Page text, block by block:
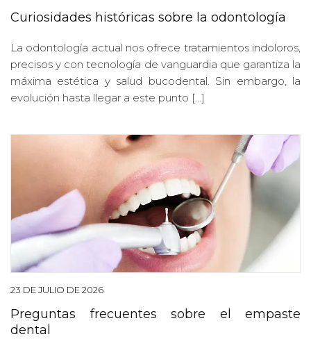
Curiosidades históricas sobre la odontología
La odontología actual nos ofrece tratamientos indoloros,
precisos y con tecnología de vanguardia que garantiza la
máxima estética y salud bucodental. Sin embargo, la
evolución hasta llegar a este punto […]
23 DE JULIO DE 2026
Preguntas frecuentes sobre el empaste
dental